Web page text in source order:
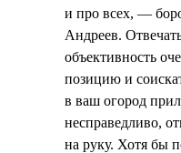
и про всех, —
Андреев.
объективность
позицию и
в ваш огород
несправедливо,
на руку. Хотя бы